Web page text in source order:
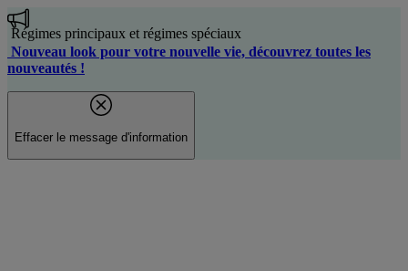
Aller
au
contenu
principal
Nouveau look pour votre nouvelle vie, découvrez toutes les
nouveautés !
Effacer le message d'information
Régimes principaux et régimes spéciaux